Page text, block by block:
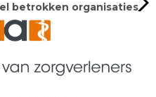
betrokken organisaties